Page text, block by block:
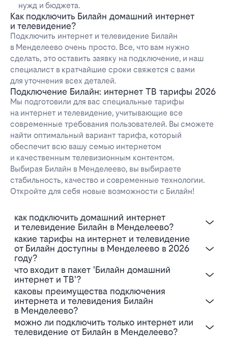
нужд и бюджета.
Как подключить Билайн домашний интернет
и телевидение?
Подключить интернет и телевидение Билайн
в Менделеево очень просто. Все, что вам нужно
сделать, это оставить заявку на подключение, и наш
специалист в кратчайшие сроки свяжется с вами
для уточнения всех деталей.
Подключение Билайн: интернет ТВ тарифы 2026
Мы подготовили для вас специальные тарифы
на интернет и телевидение, учитывающие все
современные требования пользователей. Вы сможете
найти оптимальный вариант тарифа, который
обеспечит всю вашу семью интернетом
и качественным телевизионным контентом.
Выбирая Билайн в Менделеево, вы выбираете
стабильность, качество и современные технологии.
Откройте для себя новые возможности с Билайн!
Как подключить домашний интернет
и телевидение Билайн в Менделеево?
Какие тарифы на интернет и телевидение
от Билайн доступны в Менделеево в 2026
году?
Что входит в пакет 'Билайн домашний
интернет и ТВ'?
Каковы преимущества подключения
интернета и телевидения Билайн
в Менделеево?
Можно ли подключить только интернет или
телевидение от Билайн в Менделеево?